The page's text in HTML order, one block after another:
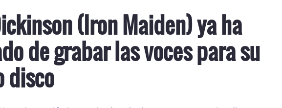
(Iron Maiden) ya ha
de grabar las voces para su
disco